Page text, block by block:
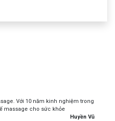
Với 10 năm kinh nghiệm trong
massage cho sức khỏe
Huyền Vũ